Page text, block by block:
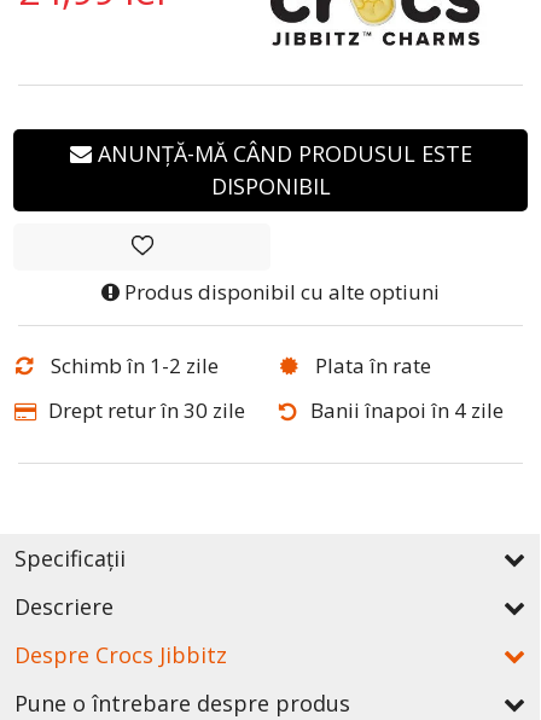
ANUNȚĂ-MĂ CÂND PRODUSUL ESTE
DISPONIBIL
Produs disponibil cu alte optiuni
Schimb în 1-2 zile
Plata în rate
Drept retur în 30 zile
Banii înapoi în 4 zile
Specificații
Descriere
Despre Crocs Jibbitz
Pune o întrebare despre produs